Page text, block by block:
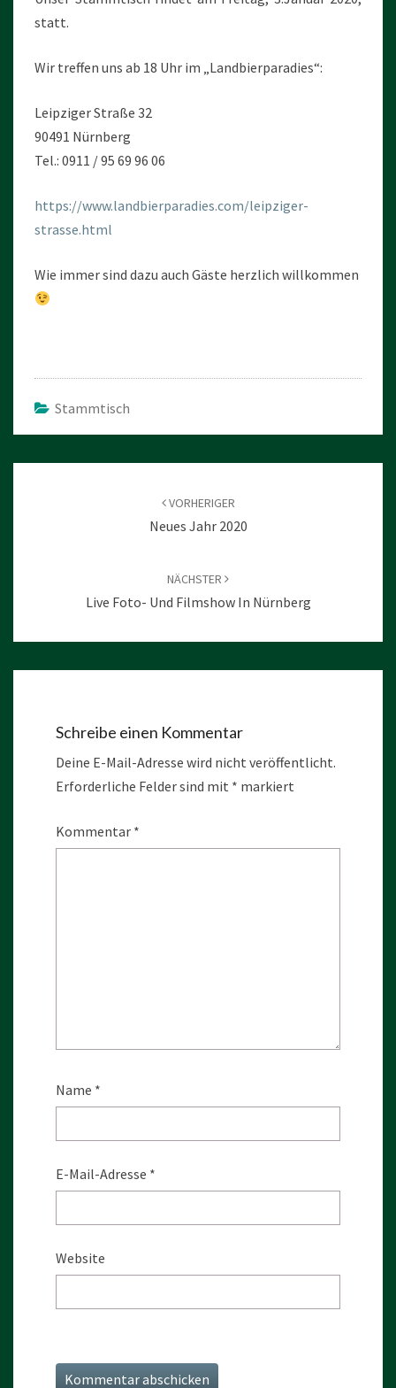
statt.
Wir treffen uns ab 18 Uhr im „Landbierparadies“:
Leipziger Straße 32
90491 Nürnberg
Tel.: 0911 / 95 69 96 06
https://www.landbierparadies.com/leipziger-
strasse.html
Wie immer sind dazu auch Gäste herzlich willkommen
Stammtisch
VORHERIGER
Neues Jahr 2020
NÄCHSTER
Live Foto- Und Filmshow In Nürnberg
Schreibe einen Kommentar
Deine E-Mail-Adresse wird nicht veröffentlicht.
Erforderliche Felder sind mit * markiert
Kommentar *
Name *
E-Mail-Adresse *
Website